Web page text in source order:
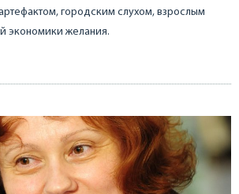
городским слухом, взрослым
экономики желания.